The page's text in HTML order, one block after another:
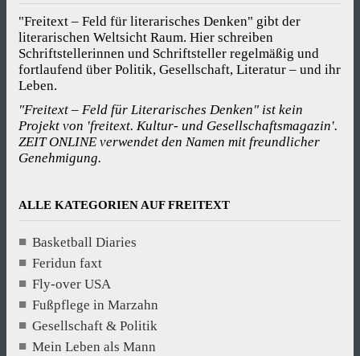
"Freitext – Feld für literarisches Denken" gibt der
literarischen Weltsicht Raum. Hier schreiben
Schriftstellerinnen und Schriftsteller regelmäßig und
fortlaufend über Politik, Gesellschaft, Literatur – und ihr
Leben.
"Freitext – Feld für Literarisches Denken" ist kein
Projekt von 'freitext. Kultur- und Gesellschaftsmagazin'.
ZEIT ONLINE verwendet den Namen mit freundlicher
Genehmigung.
ALLE KATEGORIEN AUF FREITEXT
Basketball Diaries
Feridun faxt
Fly-over USA
Fußpflege in Marzahn
Gesellschaft & Politik
Mein Leben als Mann